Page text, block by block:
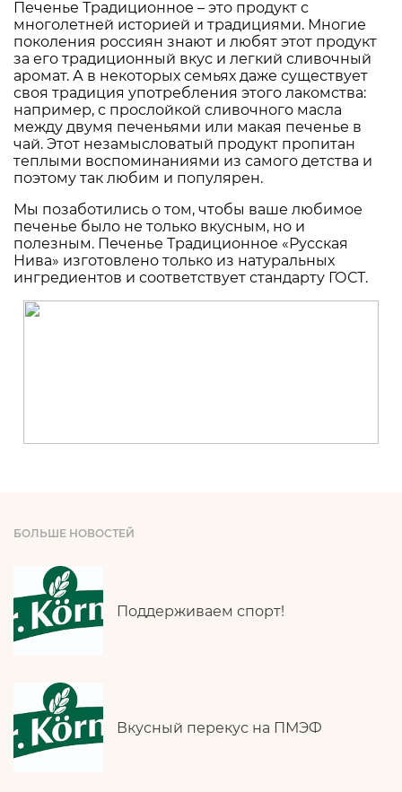
Печенье Традиционное – это продукт с
многолетней историей и традициями. Многие
поколения россиян знают и любят этот продукт
за его традиционный вкус и легкий сливочный
аромат. А в некоторых семьях даже существует
своя традиция употребления этого лакомства:
например, с прослойкой сливочного масла
между двумя печеньями или макая печенье в
чай. Этот незамысловатый продукт пропитан
теплыми воспоминаниями из самого детства и
поэтому так любим и популярен.
Мы позаботились о том, чтобы ваше любимое
печенье было не только вкусным, но и
полезным. Печенье Традиционное «Русская
Нива» изготовлено только из натуральных
ингредиентов и соответствует стандарту ГОСТ.
БОЛЬШЕ НОВОСТЕЙ
Поддерживаем спорт!
Вкусный перекус на ПМЭФ